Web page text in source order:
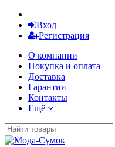
Вход
Регистрация
О компании
Покупка и оплата
Доставка
Гарантии
Контакты
Ещё